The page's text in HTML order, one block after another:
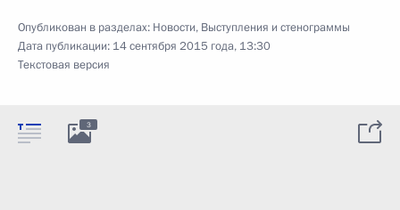
Опубликован в разделах: Новости, Выступления и стенограммы
Дата публикации: 14 сентября 2015 года, 13:30
Текстовая версия
3